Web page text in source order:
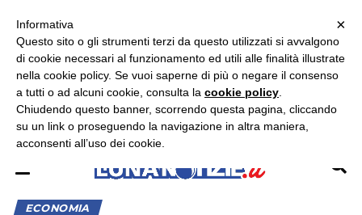
ASCOLTA RADIO LUNA
ECONOMIA
×
×
Informativa
Questo sito o gli strumenti terzi da questo utilizzati si avvalgono
di cookie necessari al funzionamento ed utili alle finalità illustrate
nella cookie policy. Se vuoi saperne di più o negare il consenso
a tutti o ad alcuni cookie, consulta la cookie policy
Chiudendo questo banner, scorrendo questa pagina, cliccando
su un link o proseguendo la navigazione in altra maniera,
acconsenti all’uso dei cookie.